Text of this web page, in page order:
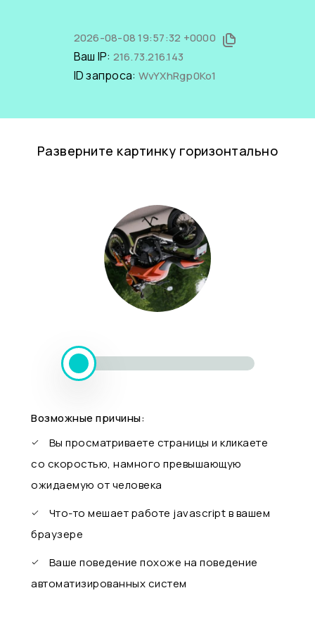
2026-08-08 19:57:32 +0000
Ваш IP: 216.73.216.143
ID запроса: WvYXhRgp0Ko1
Разверните картинку горизонтально
Возможные причины:
Вы просматриваете страницы и кликаете
со скоростью, намного превышающую
ожидаемую от человека
Что-то мешает работе javascript в вашем
браузере
Ваше поведение похоже на поведение
автоматизированных систем